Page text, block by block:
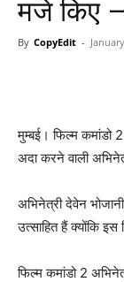
मजे किए –
By CopyEdit -
मुम्‍बई। फिल्‍म कमांडो 2
अदा करने वाली
अभिनेत्री देवेन
उत्‍साहित हैं क्‍योंकि
फिल्‍म कमांडो 2